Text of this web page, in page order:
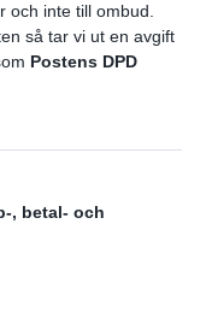
och inte till ombud.
så tar vi ut en avgift
Postens DPD
, betal- och